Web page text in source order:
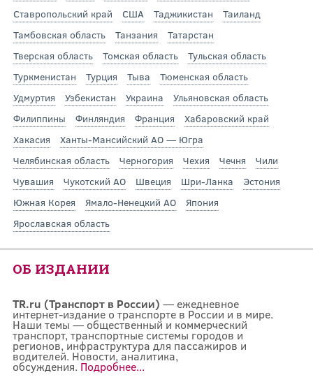
Ставропольский край
США Таджикистан
Таиланд
Тамбовская область
Танзания
Татарстан
Тверская область
Томская область
Тульская область
Туркменистан
Турция Тыва
Тюменская область
Удмуртия
Узбекистан Украина
Ульяновская область
Филиппины
Финляндия Франция
Хабаровский край
Хакасия
Ханты-Мансийский АО — Югра
Челябинская область
Черногория Чехия Чечня
Чили
Чувашия
Чукотский АО Швеция Шри-Ланка
Эстония
Южная Корея
Ямало-Ненецкий АО
Япония
Ярославская область
ОБ ИЗДАНИИ
TR.ru (Транспорт в России) — ежедневное
интернет-издание о транспорте в России и в мире.
Наши темы — общественный и коммерческий
транспорт, транспортные системы городов и
регионов, инфраструктура для пассажиров и
водителей. Новости, аналитика,
обсуждения. Подробнее...